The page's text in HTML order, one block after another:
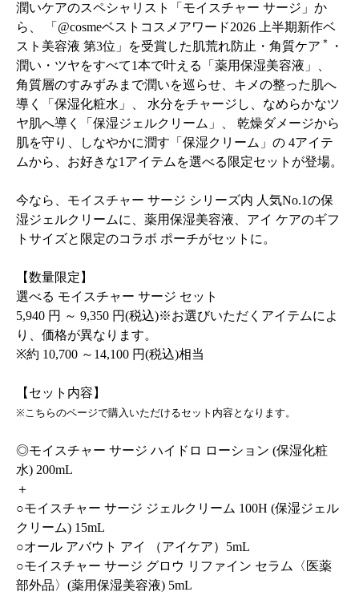
潤いケアのスペシャリスト「モイスチャー サージ」か
ら、 「@cosmeベストコスメアワード2026 上半期新作ベ
スト美容液 第3位」を受賞した肌荒れ防止・角質ケア ＊
・
潤い・ツヤをすべて1本で叶える「薬用保湿美容液」、
角質層のすみずみまで潤いを巡らせ、キメの整った肌へ
導く「保湿化粧水」、 水分をチャージし、なめらかなツ
ヤ肌へ導く「保湿ジェルクリーム」、 乾燥ダメージから
肌を守り、しなやかに潤す「保湿クリーム」の 4アイテ
ムから、お好きな1アイテムを選べる限定セットが登場。
今なら、モイスチャー サージ シリーズ内 人気No.1の保
湿ジェルクリームに、薬用保湿美容液、アイ ケアのギフ
トサイズと限定のコラボ ポーチがセットに。
【数量限定】
選べる モイスチャー サージ セット
5,940 円 ～ 9,350 円(税込)※お選びいただくアイテムによ
り、価格が異なります。
※約 10,700 ～14,100 円(税込)相当
【セット内容】
※こちらのページで購入いただけるセット内容となります。
◎モイスチャー サージ ハイドロ ローション (保湿化粧
水) 200mL
＋
○モイスチャー サージ ジェルクリーム 100H (保湿ジェル
クリーム) 15mL
○オール アバウト アイ （アイケア）5mL
○モイスチャー サージ グロウ リファイン セラム〈医薬
部外品〉(薬用保湿美容液) 5mL